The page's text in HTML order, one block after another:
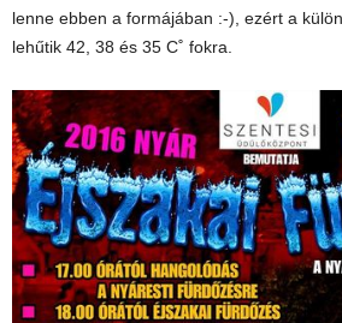
lenne ebben a formájában :-), ezért a
lehűtik 42, 38 és 35 C˚ fokra.